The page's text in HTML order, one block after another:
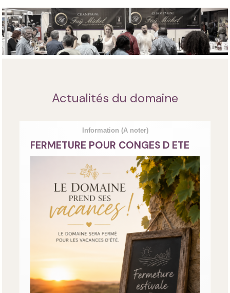
Actualités du domaine
Information (A noter)
FERMETURE POUR CONGES D ETE